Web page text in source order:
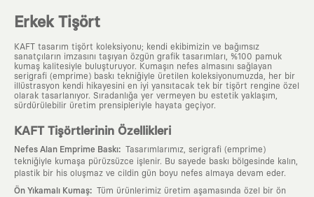
Erkek Tişört
KAFT tasarım tişört koleksiyonu; kendi ekibimizin ve bağımsız
sanatçıların imzasını taşıyan özgün grafik tasarımları, %100 pamuk
kumaş kalitesiyle buluşturuyor. Kumaşın nefes almasını sağlayan
serigrafi (emprime) baskı tekniğiyle üretilen koleksiyonumuzda, her bir
illüstrasyon kendi hikayesini en iyi yansıtacak tek bir tişört rengine özel
olarak tasarlanıyor. Sıradanlığa yer vermeyen bu estetik yaklaşım,
sürdürülebilir üretim prensipleriyle hayata geçiyor.
KAFT Tişörtlerinin Özellikleri
Nefes Alan Emprime Baskı: Tasarımlarımız, serigrafi (emprime)
tekniğiyle kumaşa pürüzsüzce işlenir. Bu sayede baskı bölgesinde kalın,
plastik bir his oluşmaz ve cildin gün boyu nefes almaya devam eder.
Ön Yıkamalı Kumaş: Tüm ürünlerimiz üretim aşamasında özel bir ön